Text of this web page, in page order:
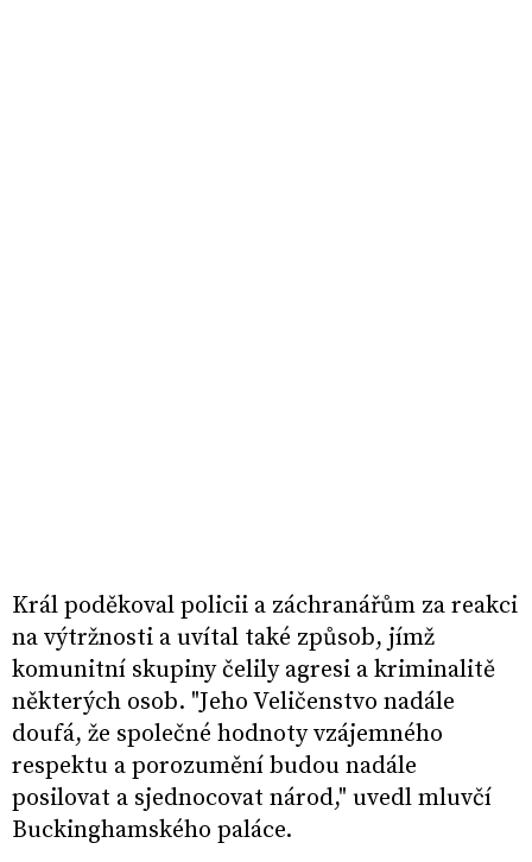
Král poděkoval policii a záchranářům za reakci
na výtržnosti a uvítal také způsob, jímž
komunitní skupiny čelily agresi a kriminalitě
některých osob. "Jeho Veličenstvo nadále
doufá, že společné hodnoty vzájemného
respektu a porozumění budou nadále
posilovat a sjednocovat národ," uvedl mluvčí
Buckinghamského paláce.